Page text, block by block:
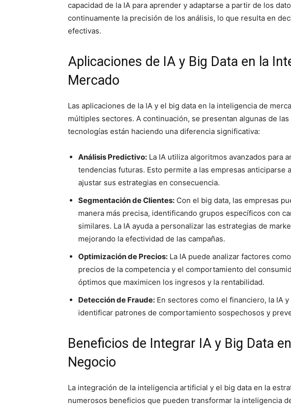
capacidad de la IA para aprender y adaptarse a partir de los
continuamente la precisión de los análisis, lo que resulta en
efectivas.
Aplicaciones de IA y Big Data en la
Mercado
Las aplicaciones de la IA y el big data en la inteligencia de
múltiples sectores. A continuación, se presentan algunas de
tecnologías están haciendo una diferencia significativa:
Análisis Predictivo: La IA utiliza algoritmos avanzados para
tendencias futuras. Esto permite a las empresas anticiparse
ajustar sus estrategias en consecuencia.
Segmentación de Clientes: Con el big data, las empresas
manera más precisa, identificando grupos específicos con
similares. La IA ayuda a personalizar las estrategias de
mejorando la efectividad de las campañas.
Optimización de Precios: La IA puede analizar factores
precios de la competencia y el comportamiento del
óptimos que maximicen los ingresos y la rentabilidad.
Detección de Fraude: En sectores como el financiero, la IA
identificar patrones de comportamiento sospechosos y
Beneficios de Integrar IA y Big Data
Negocio
La integración de la inteligencia artificial y el big data en la
numerosos beneficios que pueden transformar la inteligencia